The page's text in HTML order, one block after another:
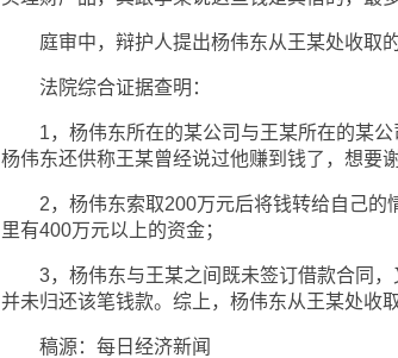
庭审中，辩护人提出杨伟东从王某处收取的
法院综合证据查明：
1，杨伟东所在的某公司与王某所在的某公
杨伟东还供称王某曾经说过他赚到钱了，想要谢
2，杨伟东索取200万元后将钱转给自己的
里有400万元以上的资金；
3，杨伟东与王某之间既未签订借款合同，
并未归还该笔钱款。综上，杨伟东从王某处收
稿源：每日经济新闻